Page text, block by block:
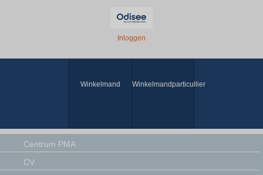
Inloggen
Winkelmand Winkelmandparticullier
Centrum PMA
CV